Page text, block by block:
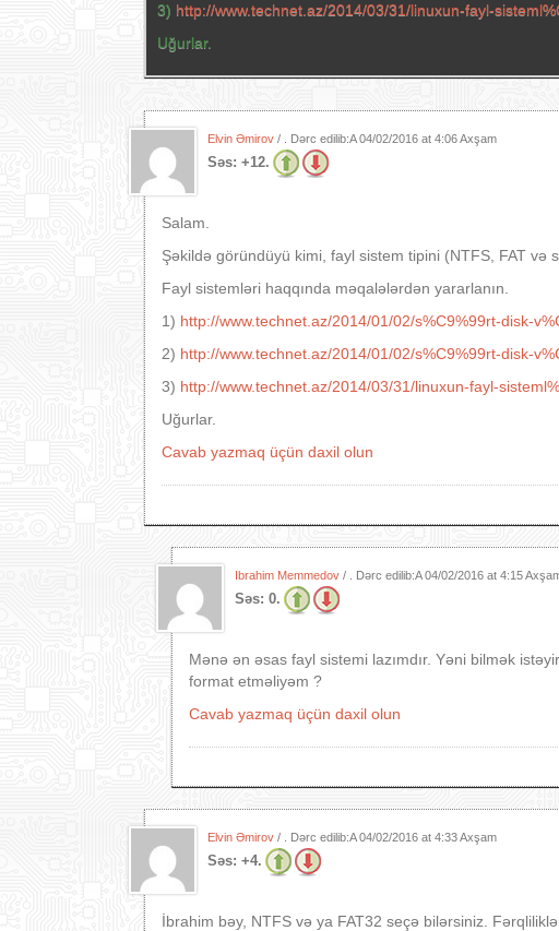
3) http://www.technet.az/2014/03/31/linuxun-fayl-
Uğurlar.
Elvin Əmirov / . Dərc edilib:A04/02/2016 at 4:06 Axşam
Səs: +12.
Salam.
Şəkildə göründüyü kimi, fayl sistem tipini (NTFS, FAT və
Fayl sistemləri haqqında məqalələrdən yararlanın.
1) http://www.technet.az/2014/01/02/s%C9%99rt-disk-
2) http://www.technet.az/2014/01/02/s%C9%99rt-disk-
3) http://www.technet.az/2014/03/31/linuxun-fayl-
Uğurlar.
Cavab yazmaq üçün daxil olun
Ibrahim Memmedov / . Dərc edilib:A04/02/2016 at 4:15
Səs: 0.
Mənə ən əsas fayl sistemi lazımdır. Yəni bilmək
format etməliyəm ?
Cavab yazmaq üçün daxil olun
Elvin Əmirov / . Dərc edilib:A04/02/2016 at 4:33 Axşam
Səs: +4.
İbrahim bəy, NTFS və ya FAT32 seçə bilərsiniz.